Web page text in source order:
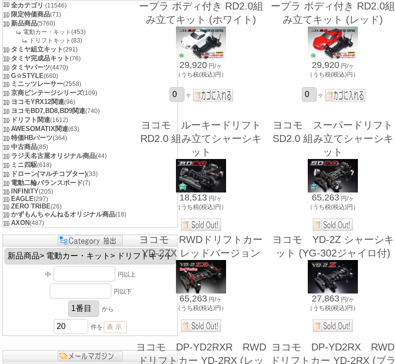
全カテゴリ (11546)
限定特価商品(71)
新品商品(5760)
電動カー・キット(453)
ドリフトキット(83)
タミヤ組立キット(291)
タミヤ完成品キット(76)
タミヤパーツ(4470)
G☆STYLE(660)
ミニッツレーサー(2558)
京商ビンテージシリーズ(109)
ヨコモYRX12関連(96)
ヨコモBD7,BD8,BD9関連(740)
ドリフト関連(1612)
AWESOMATIX関連(63)
特価HBパーツ(364)
中古商品(85)
ラジ天名古屋オリジナル商品(44)
ミニ四駆(618)
ドローン(マルチコプター)(33)
電動二輪バランスボード(7)
INFINITY(205)
EAGLE(297)
ZERO TRIBE(26)
かずもんちゃんねるオリジナル商品(18)
AXON(487)
中 円以上
円以下
から
件を
ープラ ボディ付き RD2.0組
み立てキット (ホワイト)
29,920 円/ヶ
（うち税(税込)円）
ヶ
ープラ ボディ付き RD2.0組
み立てキット (レッド)
29,920 円/ヶ
（うち税(税込)円）
ヶ
ヨコモ ルーキードリフト
RD2.0 組み立てシャーシキ
ット
18,513 円/ヶ
（うち税(税込)円）
ヨコモ スーパードリフト
SD2.0 組み立てシャーシキ
ット
65,263 円/ヶ
（うち税(税込)円）
ヨコモ RWDドリフトカー
YD-2ZX レッドバージョン
65,263 円/ヶ
（うち税(税込)円）
ヨコモ YD-2Z シャーシキ
ット (YG-302ジャイロ付)
27,863 円/ヶ
（うち税(税込)円）
ヨコモ DP-YD2RXR RWD
ドリフトカー YD-2RX (レッ
ヨコモ DP-YD2RX RWD
ドリフトカー YD-2RX (ブラ